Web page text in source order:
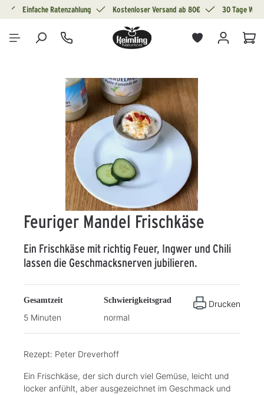
springen
Einfache Ratenzahlung Kostenloser Versand ab 80€ 30 Tage
Bildergalerie überspringen
Feuriger Mandel Frischkäse
Ein Frischkäse mit richtig Feuer, Ingwer und Chili
lassen die Geschmacksnerven jubilieren.
Gesamtzeit
5 Minuten
Schwierigkeitsgrad
normal
Drucken
Rezept: Peter Dreverhoff
Ein Frischkäse, der sich durch viel Gemüse, leicht und
locker anfühlt, aber ausgezeichnet im Geschmack und